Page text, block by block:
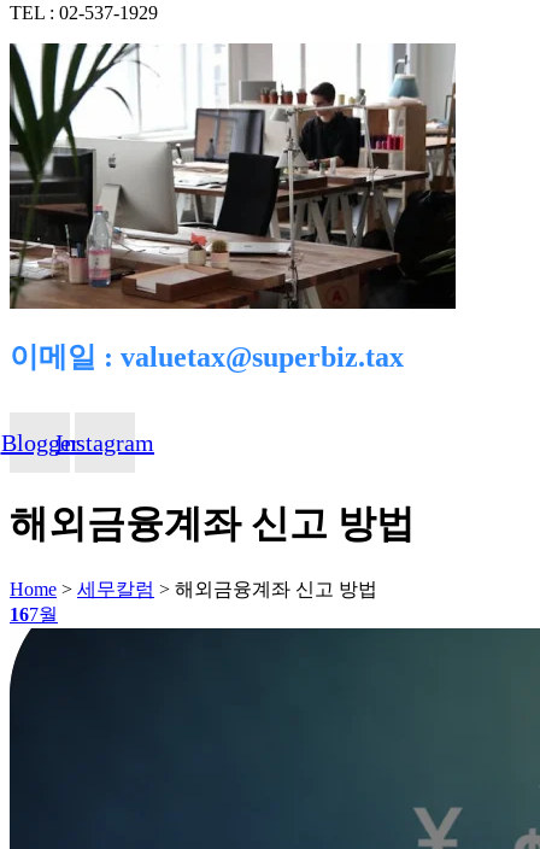
TEL : 02-537-1929
이메일 : valuetax@superbiz.tax
BloggerInstagram
해외금융계좌 신고 방법
Home > 세무칼럼 > 해외금융계좌 신고 방법
167월